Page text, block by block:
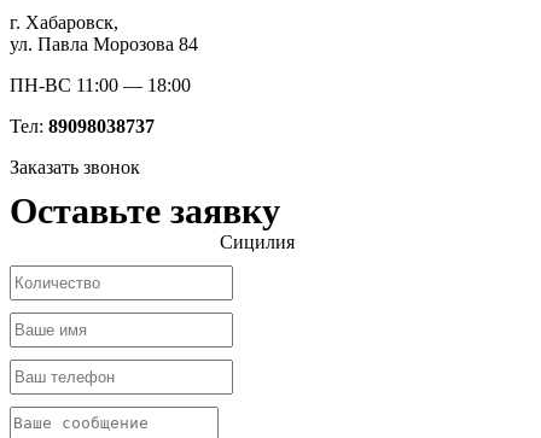
г. Хабаровск,
ул. Павла Морозова 84
ПН-ВС 11:00 — 18:00
Тел: 89098038737
Заказать звонок
Оставьте заявку
Сицилия